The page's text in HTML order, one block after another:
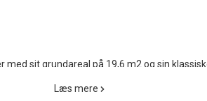
sit grundareal på 19,6 m2 og sin
Læs mere